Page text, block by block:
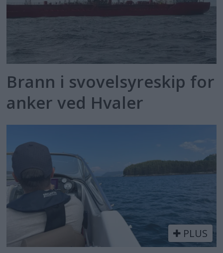
Brann i svovelsyreskip for
anker ved Hvaler
PLUS